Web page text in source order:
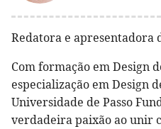
Redatora e apresentadora
Com formação em Design
especialização em Design
Universidade de Passo
verdadeira paixão ao unir